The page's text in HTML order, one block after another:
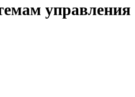
управления